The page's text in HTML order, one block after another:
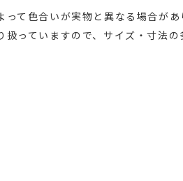
て色合いが実物と異なる場合があ
っていますので、サイズ・寸法の